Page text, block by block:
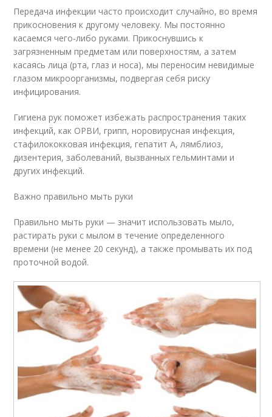
Передача инфекции часто происходит случайно, во время
прикосновения к другому человеку. Мы постоянно
касаемся чего-либо руками. Прикоснувшись к
загрязненным предметам или поверхностям, а затем
касаясь лица (рта, глаз и носа), мы переносим невидимые
глазом микроорганизмы, подвергая себя риску
инфицирования.
Гигиена рук поможет избежать распространения таких
инфекций, как ОРВИ, грипп, норовирусная инфекция,
стафилококковая инфекция, гепатит А, лямблиоз,
дизентерия, заболеваний, вызванных гельминтами и
других инфекций.
Важно правильно мыть руки
Правильно мыть руки — значит использовать мыло,
растирать руки с мылом в течение определенного
времени (не менее 20 секунд), а также промывать их под
проточной водой.